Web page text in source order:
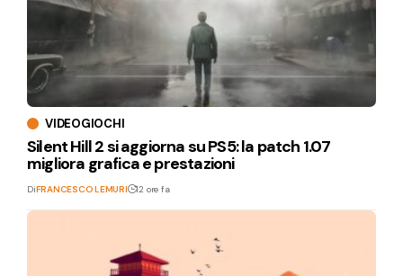
VIDEOGIOCHI
Silent Hill 2 si aggiorna su PS5: la patch 1.07
migliora grafica e prestazioni
DiFRANCESCO LEMURI 12 ore fa